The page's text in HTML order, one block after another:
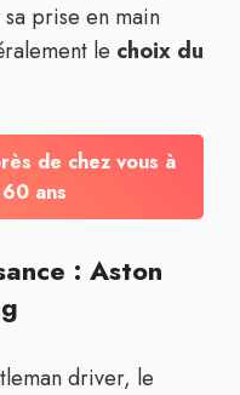
prise en main
le choix du
de chez vous à
ans
: Aston
driver, le